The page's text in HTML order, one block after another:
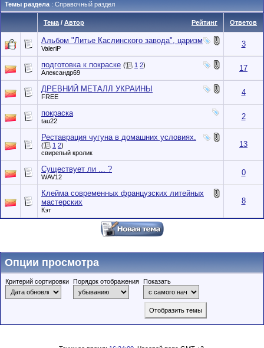
Темы раздела : Справочный раздел
Рейтинг
Тема / Автор Ответов
Альбом "Литье Каслинского завода", царизм
ValeriP 3
подготовка к покраске ( 1 2)
Александр69
17
ДРЕВНИЙ МЕТАЛЛ УКРАИНЫ
FREE 4
покраска
tau22 2
Реставрация чугуна в домашних условиях.
( 1 2)
свирепый кролик
13
Существует ли ... ?
WAV12 0
Клейма современных французских литейных
мастерских
Кэт
8
Опции просмотра
Критерий сортировки Порядок отображения Показать